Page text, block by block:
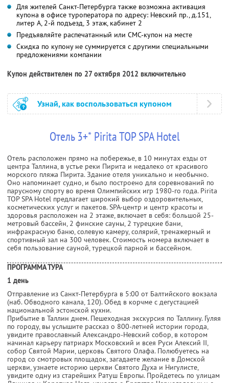
Для жителей Санкт-Петербурга также возможна активация
купона в офисе туроператора по адресу: Невский пр., д.151,
литер А, 2-й подъезд, 3 этаж, кабинет 2
Предъявляйте распечатанный или СМС-купон на месте
Скидка по купону не суммируется с другими специальными
предложениями компании
Купон действителен по 27 октября 2012 включительно
Узнай, как воспользоваться купоном
Отель 3+* Pirita TOP SPA Hotel
Отель расположен прямо на побережье, в 10 минутах езды от
центра Таллина, в устье реки Пирита и недалеко от красивого
морского пляжа Пирита. Здание отеля уникально и необычно.
Оно напоминает судно, и было построено для соревнований по
парусному спорту во время Олимпийских игр 1980-го года. Pirita
TOP SPA Hotel предлагает широкий выбор оздоровительных,
косметических услуг и пакетов. SPA-центр и центр красоты и
здоровья расположен на 2 этаже, включает в себя: большой 25-
метровый бассейн, 2 финские сауны, 2 турецкие бани,
инфракрасную баню, солевую камеру, солярий, тренажерный и
спортивный зал на 300 человек. Стоимость номера включает в
себя пользование сауной, турецкой парной и бассейном.
ПРОГРАММА ТУРА
1 день
Отправление из Санкт-Петербурга в 5:00 от Балтийского вокзала
(наб. Обводного канала, 120). Обед в корчме с дегустацией
национальной эстонской кухни.
Прибытие в Таллин днем. Пешеходная экскурсия по Таллину. Гуляя
по городу, вы услышите рассказ о 800-летней истории города,
увидите православный Александро-Невский собор, в котором
начинал карьеру патриарх Московский и всея Руси Алексий II,
собор Святой Марии, церковь Святого Олафа. Полюбуетесь на
город со смотровых площадок, загадаете желание в Домской
церкви, узнаете историю церкви Святого Духа и Нигулисте,
увидите одну из старейших Ратуш Европы. Пройдетесь по улицам